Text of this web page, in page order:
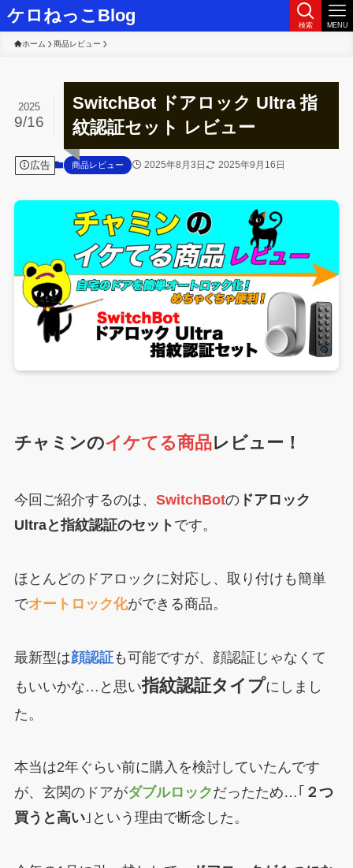
ケロねっこBlog 検索 MENU
ホーム 商品レビュー
SwitchBot ドアロック Ultra 指
紋認証セット レビュー
2025
9/16
広告 商品レビュー 2025年8月3日 2025年9月16日
チャミンのイケてる商品レビュー！
今回ご紹介するのは、 SwitchBotのドアロック
Ultraと指紋認証のセット です。
ほとんどのドアロックに対応し、取り付けも簡単
でオートロック化ができる商品。
最新型は顔認証も可能ですが、顔認証じゃなくて
もいいかな…と思い指紋認証タイプにしまし
た。
本当は2年ぐらい前に購入を検討していたんです
が、玄関のドアがダブルロックだったため…｢ ２つ
買うと高い｣という理由で断念した。